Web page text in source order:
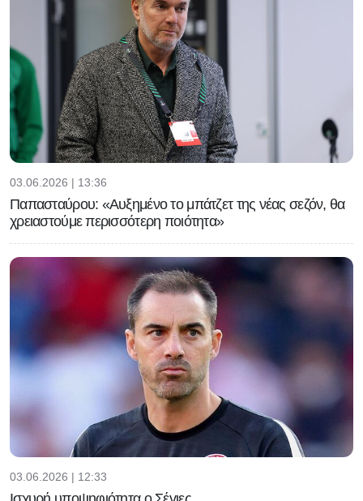
03.06.2026 | 13:36
Παπασταύρου: «Αυξημένο το μπάτζετ της νέας σεζόν, θα
χρειαστούμε περισσότερη ποιότητα»
03.06.2026 | 12:33